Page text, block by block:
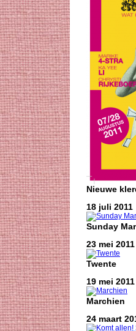
Nieuwe
18 juli 2011
Sunday
23 mei 2011
Twente
19 mei 2011
Marchien
24 maart